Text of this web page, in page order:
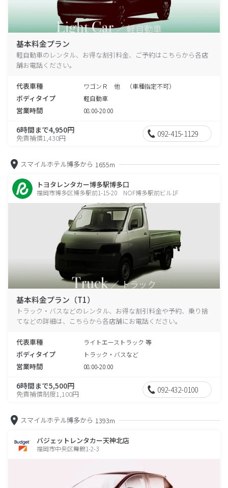
基本料金プラン
軽自動車のレンタル、お得な割引料金、ご予約はこちらから各店
舗お電話ください。
代表車種 ワゴンＲ 他 （車種指定不可）
ボディタイプ 軽自動車
営業時間 08:00-20:00
6時間まで4,950円
免責補償1,430円 092-415-1129
スマイルホテル博多から 1655m
トヨタレンタカー博多駅博多口
福岡市博多区博多駅前1-15-20 NOF博多駅前ビル1F
基本料金プラン（T1）
トラック・バスなどのレンタル、お得な割引料金や予約、乗り捨
てなどの詳細は、こちらから各店舗にお電話ください。
代表車種 ライトエーストラック 等
ボディタイプ トラック・バスなど
営業時間 08:00-20:00
6時間まで5,500円
免責補償制度1,100円 092-432-0100
スマイルホテル博多から 1393m
バジェットレンタカー天神北店
福岡市中央区舞鶴1-2-3